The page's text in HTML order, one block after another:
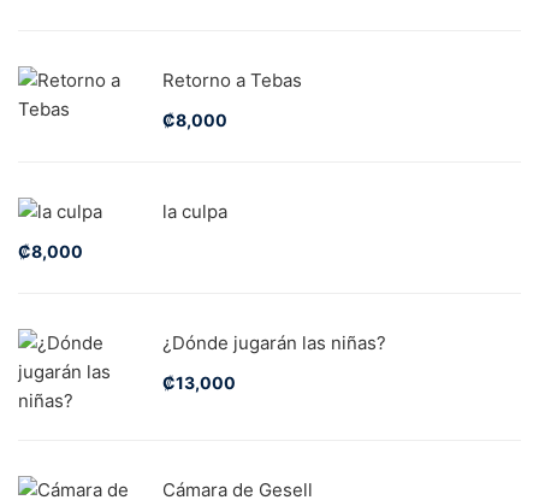
Retorno a Tebas
₡8,000
la culpa
₡8,000
¿Dónde jugarán las niñas?
₡13,000
Cámara de Gesell